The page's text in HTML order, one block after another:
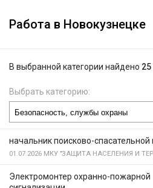
Работа в Новокузнецке
В выбранной категории найдено
Выбрать категорию:
начальник поисково-спасательной
01.07.2026 МКУ "ЗАЩИТА НАСЕЛЕНИЯ И
Электромонтер охранно-пожарной